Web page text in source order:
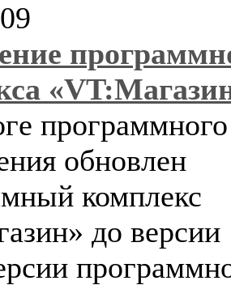
программного
обновлен
комплекс
до